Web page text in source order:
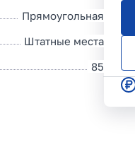
Прямоугольная
Штатные места
85